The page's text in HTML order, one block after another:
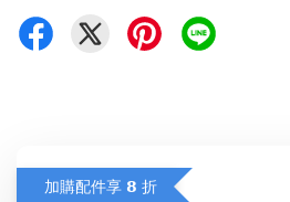
加購配件享 𝟴 折